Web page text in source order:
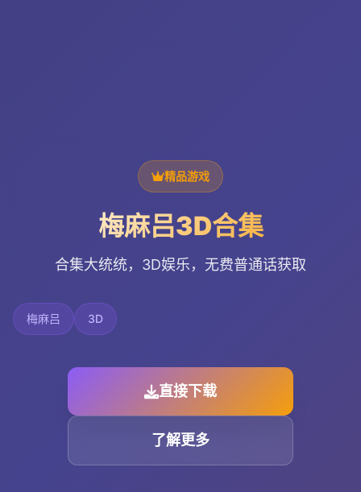
精品游戏
梅麻吕3D合集
合集大统统，3D娱乐，无费普通话获取
梅麻吕 3D
直接下载
了解更多